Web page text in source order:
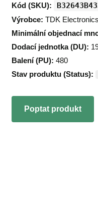
Kód (SKU):
Výrobce: TDK
Minimální objednací
Dodací jednotka (DU):
Balení (PU): 480
Stav produktu (Status):
Poptat produkt